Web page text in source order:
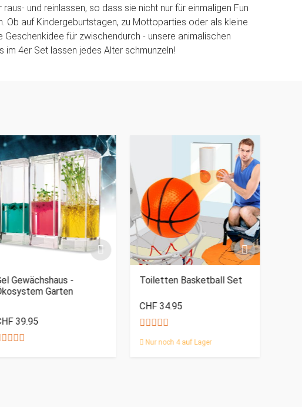
raus- und reinlassen, so dass sie nicht nur für einmaligen Fun
Ob auf Kindergeburtstagen, zu Mottoparties oder als kleine
Geschenkidee für zwischendurch - unsere animalischen
im 4er Set lassen jedes Alter schmunzeln!
Gewächshaus -
Garten
39.95
Toiletten Basketball Set
CHF 34.95
Nur noch 4 auf Lager